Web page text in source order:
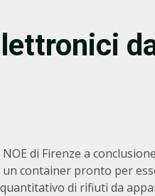
di Firenze a
container pronto per
di rifiuti da